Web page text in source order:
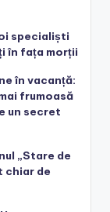
specialiști
în fața morții
în vacanță:
frumoasă
un secret
„Stare de
chiar de